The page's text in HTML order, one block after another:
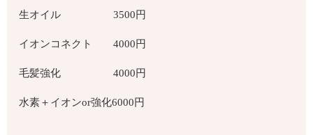
生オイル3500円
イオンコネクト4000円
毛髪強化4000円
水素＋イオンor強化6000円